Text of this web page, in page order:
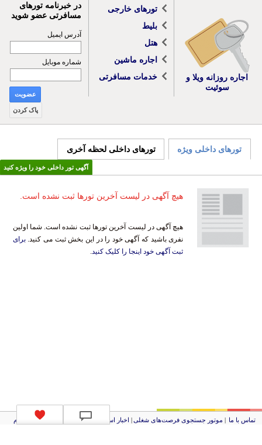
اجاره روزانه ویلا و
سوئیت
تورهای خارجی
بلیط
هتل
اجاره ماشین
خدمات مسافرتی
در خبرنامه تورهای
مسافرتی عضو شوید
آدرس ایمیل
شماره موبایل
عضویت
پاک کردن
تورهای داخلی ویژه تورهای داخلی لحظه آخری
آگهی تور داخلی خود را ویژه کنید
هیچ آگهی در لیست آخرین تورها ثبت نشده است.
هیچ آگهی در لیست آخرین تورها ثبت نشده است. شما اولین
نفری باشید که آگهی خود را در این بخش ثبت می کنید.برای
ثبت آگهی خود اینجا را کلیک کنید.
تماس با ما موتور جستجوی فرصت‌های شغلی اخبار استخدام |استخدام‌های دولتی|
استخدام‌